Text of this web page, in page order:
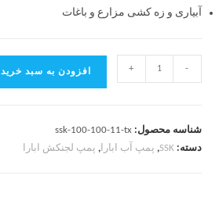
آبیاری و زه کشی مزارع و باغات
-
+ افزودن به سبد خرید
شناسه محصول:ssk-100-100-11-tx
دسته:SSK
, پمپ آب ابارا, پمپ لجنکش ابارا